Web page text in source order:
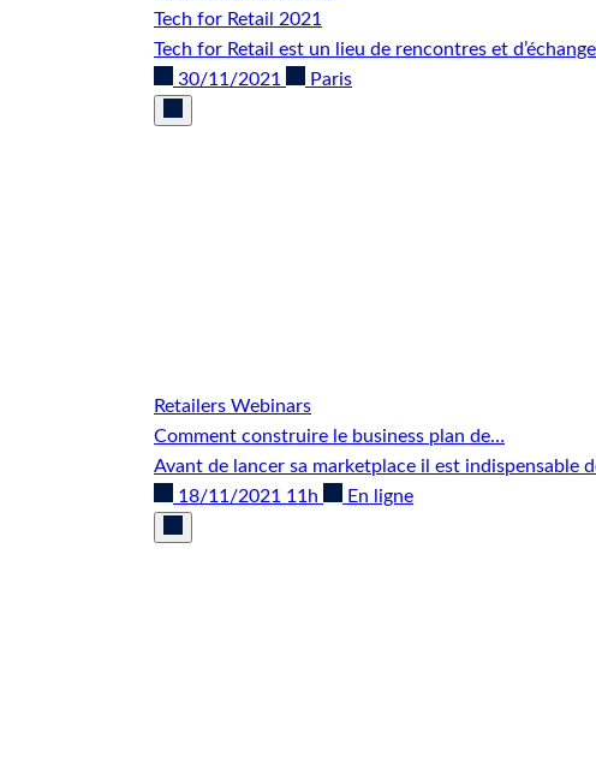
Tech for Retail 2021
Tech for Retail est un lieu de rencontres et
30/11/2021
Paris
Retailers Webinars
Comment construire le business plan de…
Avant de lancer sa marketplace il est indispensable
18/11/2021 11h
En ligne